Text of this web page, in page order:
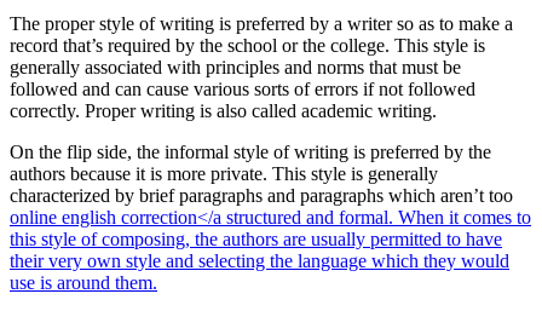
The proper style of writing is preferred by a writer so as to make a
record that’s required by the school or the college. This style is
generally associated with principles and norms that must be
followed and can cause various sorts of errors if not followed
correctly. Proper writing is also called academic writing.
On the flip side, the informal style of writing is preferred by the
authors because it is more private. This style is generally
characterized by brief paragraphs and paragraphs which aren’t too
online english correction</a structured and formal. When it comes to
this style of composing, the authors are usually permitted to have
their very own style and selecting the language which they would
use is around them.